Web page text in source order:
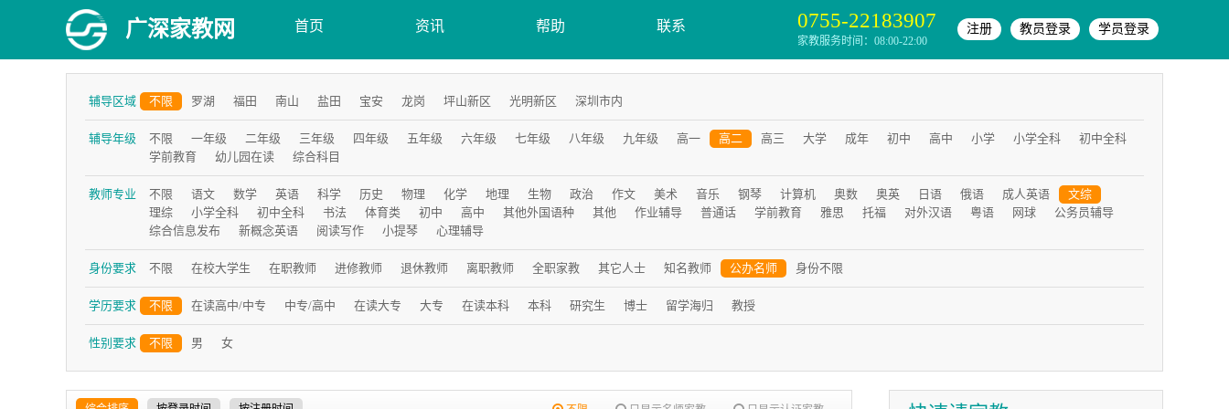
广深家教网 首页 资讯 帮助 联系 0755-22183907
家教服务时间：08:00-22:00
注册 教员登录 学员登录
辅导区域 不限 罗湖 福田 南山 盐田 宝安 龙岗 坪山新区 光明新区 深圳市内
辅导年级 不限 一年级 二年级 三年级 四年级 五年级 六年级 七年级 八年级 九年级 高一 高二 高三 大学 成年 初中 高中 小学 小学全科
初中全科
学前教育
幼儿园在读 综合科目
教师专业 不限 语文 数学 英语 科学 历史 物理 化学 地理 生物 政治 作文 美术 音乐 钢琴 计算机 奥数 奥英 日语 俄语 成人英语
文综
理综
小学全科 初中全科 书法 体育类 初中 高中 其他外国语种 其他 作业辅导 普通话 学前教育 雅思 托福 对外汉语 粤语 网球
公务员辅导
综合信息发布
新概念英语 阅读写作 小提琴 心理辅导
身份要求 不限 在校大学生 在职教师 进修教师 退休教师 离职教师 全职家教 其它人士 知名教师 公办名师 身份不限
学历要求 不限 在读高中/中专 中专/高中 在读大专 大专 在读本科 本科 研究生 博士 留学海归 教授
性别要求 不限 男 女